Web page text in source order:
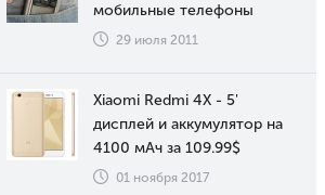
мобильные телефоны
29 июля 2011
Xiaomi Redmi 4X - 5'
дисплей и аккумулятор на
4100 мАч за 109.99$
01 ноября 2017